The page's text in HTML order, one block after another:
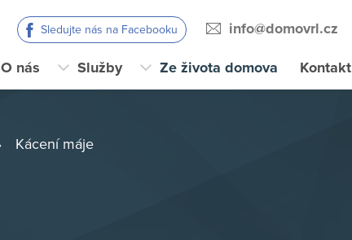
Sledujte nás na Facebooku info@domovrl.cz
O nás Služby Ze života domova Kontakt
Kácení máje